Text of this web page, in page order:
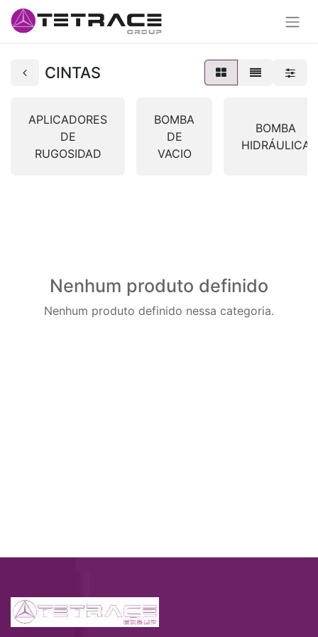
CINTAS
APLICADORES
DE
RUGOSIDAD
BOMBA
DE
VACIO
BOMBA
HIDRÁULICA
Nenhum produto definido
Nenhum produto definido nessa categoria.